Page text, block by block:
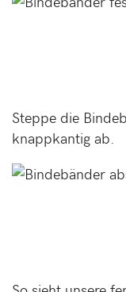
Steppe die
knappkantig ab.